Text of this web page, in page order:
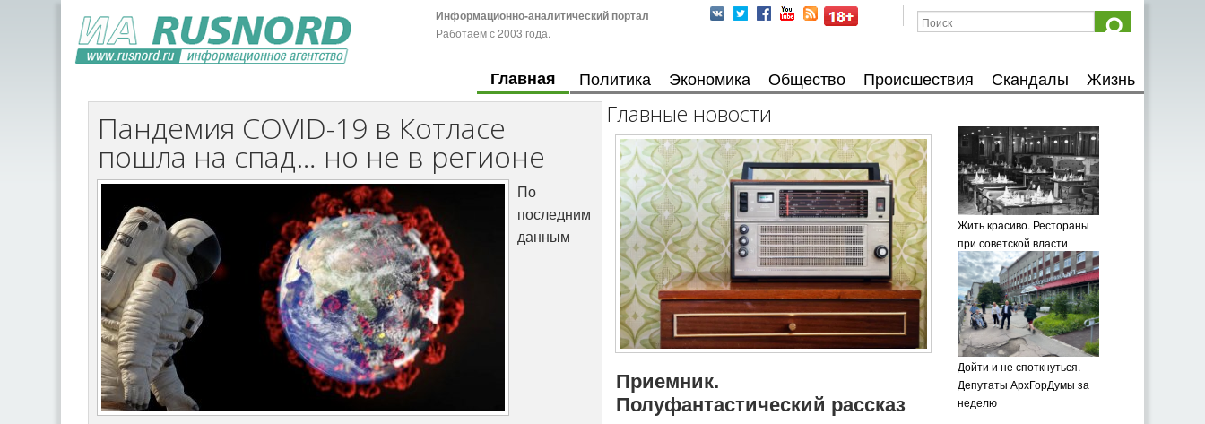
Информационно-аналитический портал
Работаем с 2003 года.
Главная Политика Экономика Общество Происшествия Скандалы Жизнь
Пандемия COVID-19 в Котласе
пошла на спад… но не в регионе
По
последним
данным
Главные новости
Приемник.
Полуфантастический рассказ
Жить красиво. Рестораны
при советской власти
Дойти и не споткнуться.
Депутаты АрхГорДумы за
неделю